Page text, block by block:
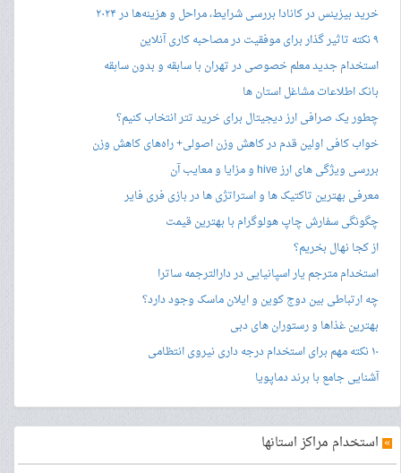
خرید بیزینس در کانادا بررسی شرایط، مراحل و هزینه‌ها در ۲۰۲۴
۹ نکته تاثیر گذار برای موفقیت در مصاحبه کاری آنلاین
استخدام جدید معلم خصوصی در تهران با سابقه و بدون سابقه
بانک اطلاعات مشاغل استان ها
چطور یک صرافی ارز دیجیتال برای خرید تتر انتخاب کنیم؟
خواب کافی اولین قدم در کاهش وزن اصولی+ راه‌های کاهش وزن
بررسی ویژگی های ارز hive و مزایا و معایب آن
معرفی بهترین تاکتیک ها و استراتژی ها در بازی فری فایر
چگونگی سفارش چاپ هولوگرام با بهترین قیمت
از کجا نهال بخریم؟
استخدام مترجم یار اسپانیایی در دارالترجمه ساترا
چه ارتباطی بین دوج کوین و ایلان ماسک وجود دارد؟
بهترین غذاها و رستوران های دبی
۱۰ نکته مهم برای استخدام درجه داری نیروی انتظامی
آشنایی جامع با برند دماپویا
» استخدام مراکز استانها